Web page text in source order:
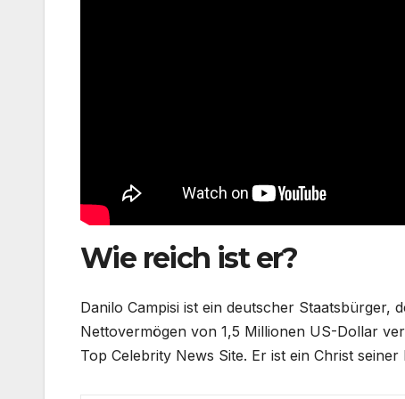
Wie reich ist er?
Danilo Campisi ist ein deutscher Staatsbürger,
Nettovermögen von 1,5 Millionen US-Dollar
Top Celebrity News Site. Er ist ein Christ